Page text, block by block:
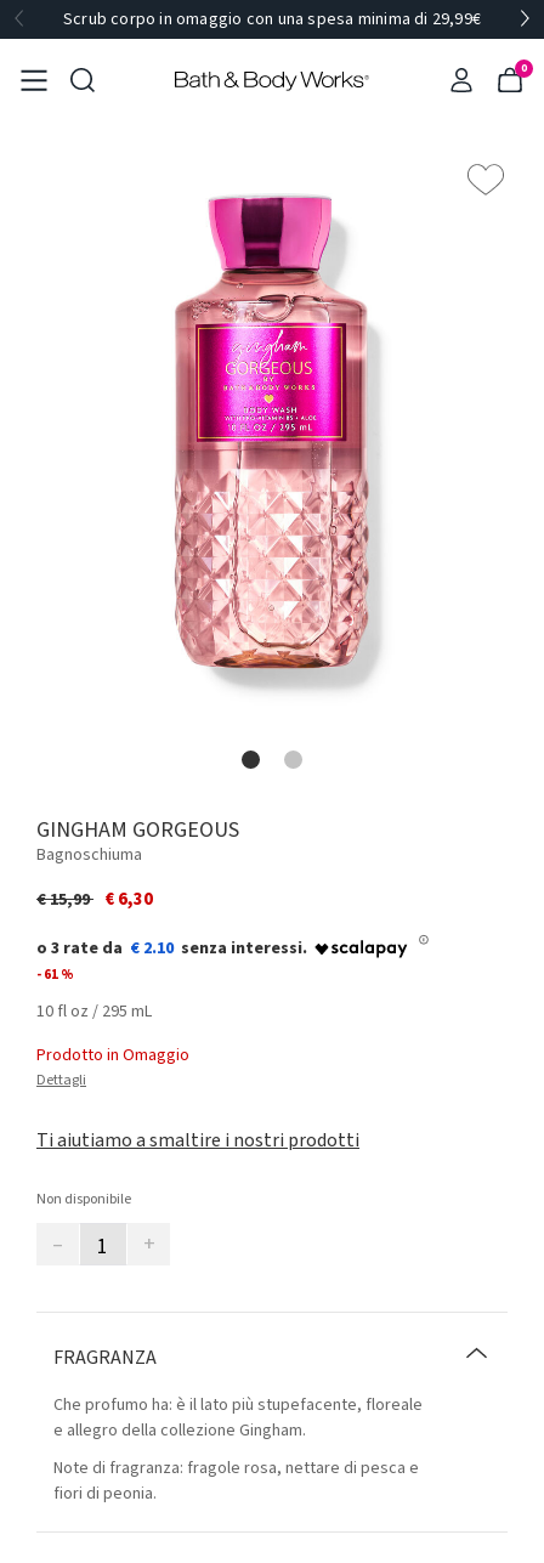
Scrub corpo in omaggio con una spesa minima di 29,99€
0
GINGHAM GORGEOUS
Bagnoschiuma
Price reduced from
€ 15,99to€ 6,30
€ 2.10
- 61 %
10 fl oz / 295 mL
Prodotto in Omaggio
Dettagli
Ti aiutiamo a smaltire i nostri prodotti
Non disponibile
– +
FRAGRANZA
Che profumo ha: è il lato più stupefacente, floreale
e allegro della collezione Gingham.
Note di fragranza: fragole rosa, nettare di pesca e
fiori di peonia.